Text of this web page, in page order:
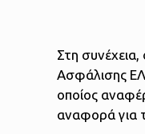
Στη
Ασφάλισης
οποίος
αναφορά για